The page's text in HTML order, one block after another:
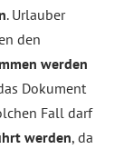
. Urlauber
den
werden
Dokument
Fall darf
werden, da